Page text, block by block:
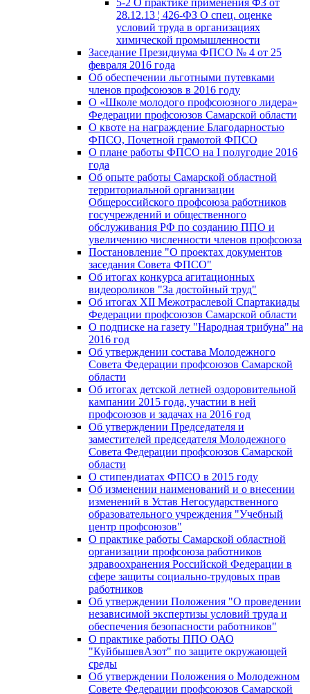
28.12.13 ¦ 426-ФЗ О спец. оценке
условий труда в организациях
химической промышленности
Заседание Президиума ФПСО № 4 от 25
февраля 2016 года
Об обеспечении льготными путевками
членов профсоюзов в 2016 году
О «Школе молодого профсоюзного лидера»
Федерации профсоюзов Самарской области
О квоте на награждение Благодарностью
ФПСО, Почетной грамотой ФПСО
О плане работы ФПСО на I полугодие 2016
года
Об опыте работы Самарской областной
территориальной организации
Общероссийского профсоюза работников
госучреждений и общественного
обслуживания РФ по созданию ППО и
увеличению численности членов профсоюза
Постановление "О проектах документов
заседания Совета ФПСО"
Об итогах конкурса агитационных
видеороликов "За достойный труд"
Об итогах XII Межотраслевой Спартакиады
Федерации профсоюзов Самарской области
О подписке на газету "Народная трибуна" на
2016 год
Об утверждении состава Молодежного
Совета Федерации профсоюзов Самарской
области
Об итогах детской летней оздоровительной
кампании 2015 года, участии в ней
профсоюзов и задачах на 2016 год
Об утверждении Председателя и
заместителей председателя Молодежного
Совета Федерации профсоюзов Самарской
области
О стипендиатах ФПСО в 2015 году
Об изменении наименований и о внесении
изменений в Устав Негосударственного
образовательного учреждения "Учебный
центр профсоюзов"
О практике работы Самарской областной
организации профсоюза работников
здравоохранения Российской Федерации в
сфере защиты социально-трудовых прав
работников
Об утверждении Положения "О проведении
независимой экспертизы условий труда и
обеспечения безопасности работников"
О практике работы ППО ОАО
"КуйбышевАзот" по защите окружающей
среды
Об утверждении Положения о Молодежном
Совете Федерации профсоюзов Самарской